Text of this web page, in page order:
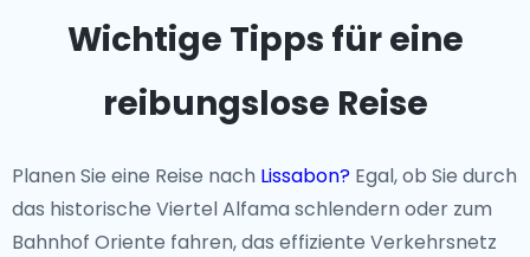
Wichtige Tipps für eine
reibungslose Reise
Planen Sie eine Reise nach Lissabon? Egal, ob Sie durch
das historische Viertel Alfama schlendern oder zum
Bahnhof Oriente fahren, das effiziente Verkehrsnetz